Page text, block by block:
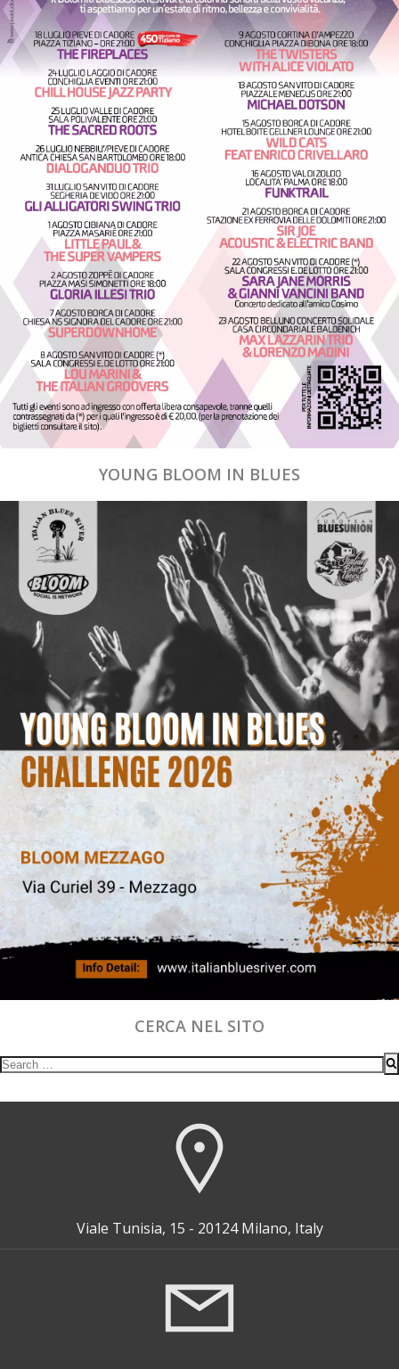
YOUNG BLOOM IN BLUES
CERCA NEL SITO
Search
Viale Tunisia, 15 - 20124 Milano, Italy